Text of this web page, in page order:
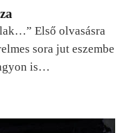
Első olvasásra
sora jut eszembe
is…